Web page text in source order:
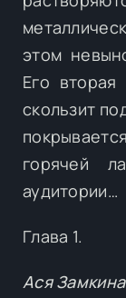
этом
Его
скользит
горячей
аудитории…
Глава 1.
Ася Замкина